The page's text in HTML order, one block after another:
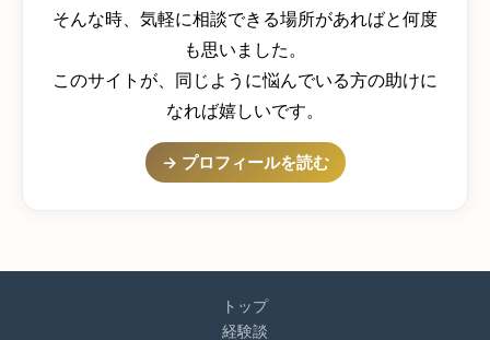
そんな時、気軽に相談できる場所があればと何度
も思いました。
このサイトが、同じように悩んでいる方の助けに
なれば嬉しいです。
→ プロフィールを読む
トップ
経験談